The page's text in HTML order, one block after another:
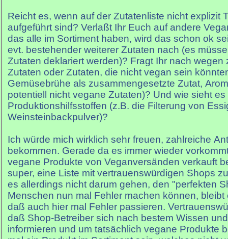
Reicht es, wenn auf der Zutatenliste nicht explizit
aufgeführt sind? Verlaßt Ihr Euch auf andere
das alle im Sortiment haben, wird das schon ok
evt. bestehender weiterer Zutaten nach (es
Zutaten deklariert werden)? Fragt Ihr nach
Zutaten oder Zutaten, die nicht vegan sein
Gemüsebrühe als zusammengesetzte Zutat,
potentiell nicht vegane Zutaten)? Und wie sieht
Produktionshilfsstoffen (z.B. die Filterung von
Weinsteinbackpulver)?
Ich würde mich wirklich sehr freuen, zahlreiche
bekommen. Gerade da es immer wieder
vegane Produkte von Veganversänden verkauft
super, eine Liste mit vertrauenswürdigen Shops
es allerdings nicht darum gehen, den "perfekten
Menschen nun mal Fehler machen können, bleibt
daß auch hier mal Fehler passieren.
daß Shop-Betreiber sich nach bestem Wissen
informieren und um tatsächlich vegane Produkte